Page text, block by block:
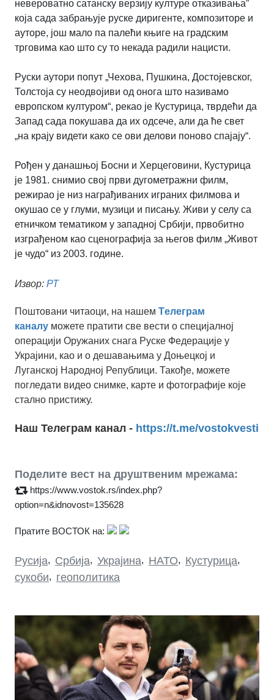
невероватно сатанску верзију културе отказивања”
која сада забрањује руске диригенте, композиторе и
ауторе, још мало па палећи књиге на градским
трговима као што су то некада радили нацисти.
Руски аутори попут „Чехова, Пушкина, Достојевског,
Толстоја су неодвојиви од онога што називамо
европском културом“, рекао је Кустурица, тврдећи да
Запад сада покушава да их одсече, али да ће свет
„на крају видети како се ови делови поново спајају“.
Рођен у данашњој Босни и Херцеговини, Кустурица
је 1981. снимио свој први дугометражни филм,
режирао је низ награђиваних играних филмова и
окушао се у глуми, музици и писању. Живи у селу са
етничком тематиком у западној Србији, првобитно
изграђеном као сценографија за његов филм „Живот
је чудо“ из 2003. године.
Извор: РТ
Поштовани читаоци, на нашем Tелеграм
каналу можете пратити све вести о специјалној
операцији Оружаних снага Руске Федерације у
Украјини, као и о дешавањима у Доњецкој и
Луганској Народној Републици. Такође, можете
погледати видео снимке, карте и фотографије које
стално пристижу.
Наш Телеграм канал - https://t.me/vostokvesti
Поделите вест на друштвеним мрежама:
https://www.vostok.rs/index.php?
option=n&idnovost=135628
Пратите ВОСТОК на:
Русија, Србија, Украјина, НАТО, Кустурица,
сукоби, геополитика